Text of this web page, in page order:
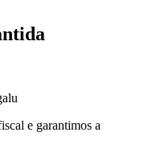
e garantimos a